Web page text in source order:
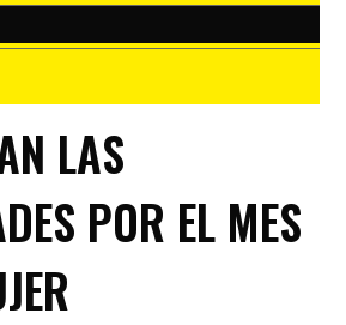
LAS
POR EL MES